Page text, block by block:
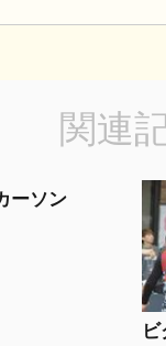
関連
ーソン